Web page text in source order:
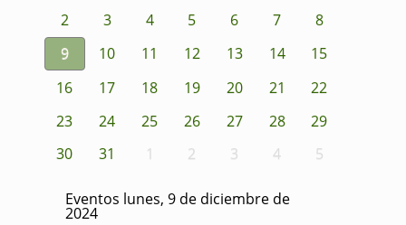
2
3 4 5 6 7
8
9
10 11 12 13 14
15
16
17 18 19 20 21
22
23
24 25 26 27 28
29
30
31 1 2 3 4 5
Eventos lunes, 9 de diciembre de
2024